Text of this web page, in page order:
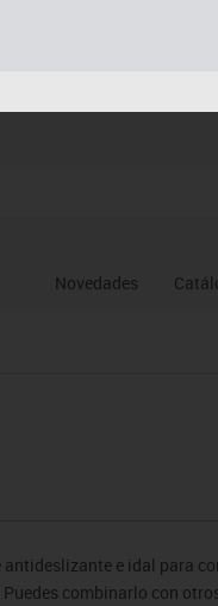
Novedades
e idal para
combinarlo con